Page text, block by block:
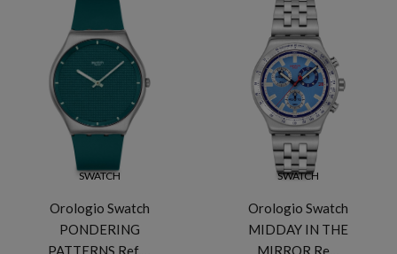
SWATCH
Orologio Swatch
PONDERING
PATTERNS Ref.…
SWATCH
Orologio Swatch
MIDDAY IN THE
MIRROR Re…